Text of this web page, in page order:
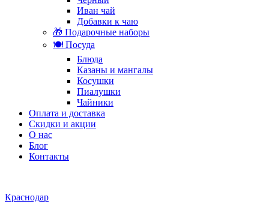
Иван чай
Добавки к чаю
🎁 Подарочные наборы
🍽️ Посуда
Блюда
Казаны и мангалы
Косушки
Пиалушки
Чайники
Оплата и доставка
Скидки и акции
О нас
Блог
Контакты
Краснодар